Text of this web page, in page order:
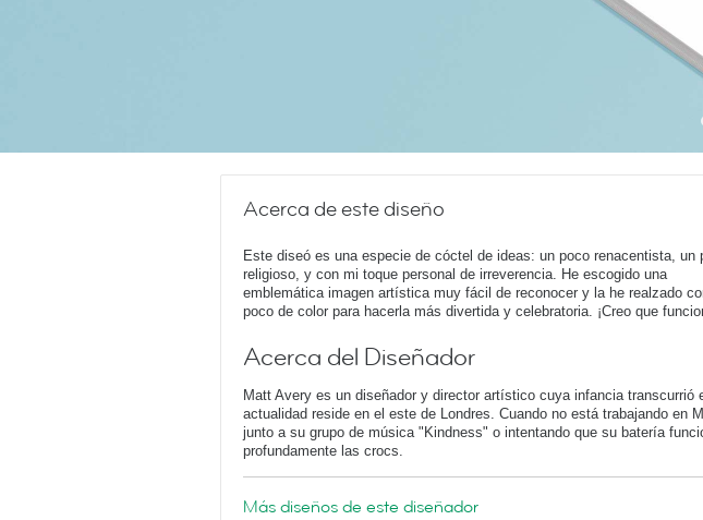
Acerca de este diseño
Este diseó es una especie de cóctel de ideas: un poco renacentista, un
religioso, y con mi toque personal de irreverencia. He escogido una
emblemática imagen artística muy fácil de reconocer y la he realzado
poco de color para hacerla más divertida y celebratoria. ¡Creo que
Acerca del Diseñador
Matt Avery es un diseñador y director artístico cuya infancia transcurrió
actualidad reside en el este de Londres. Cuando no está trabajando en
junto a su grupo de música "Kindness" o intentando que su batería
profundamente las crocs.
Más diseños de este diseñador